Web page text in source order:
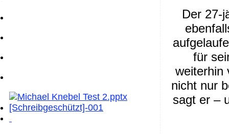
Der 27-
für
weiterhin
nicht nur
sagt er –